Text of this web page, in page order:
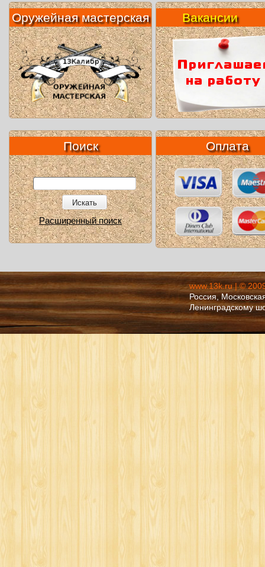
Оружейная мастерская Вакансии
Поиск
Искать
Расширенный поиск
Оплата
www.13k.ru | ©
Россия,
Ленинградскому